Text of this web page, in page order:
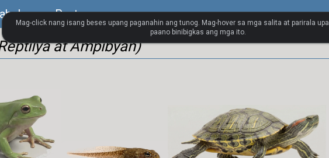
ng Portuges
at Ampibyan)
Mag-click nang isang beses upang paganahin ang tunog. Mag-hover sa mga salita at parirala
paano binibigkas ang mga ito.